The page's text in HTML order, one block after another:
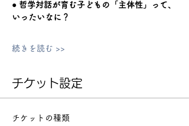
● 哲学対話が育む子どもの「主体性」って、
いったいなに？
続きを読む >>
チケット設定
チケットの種類